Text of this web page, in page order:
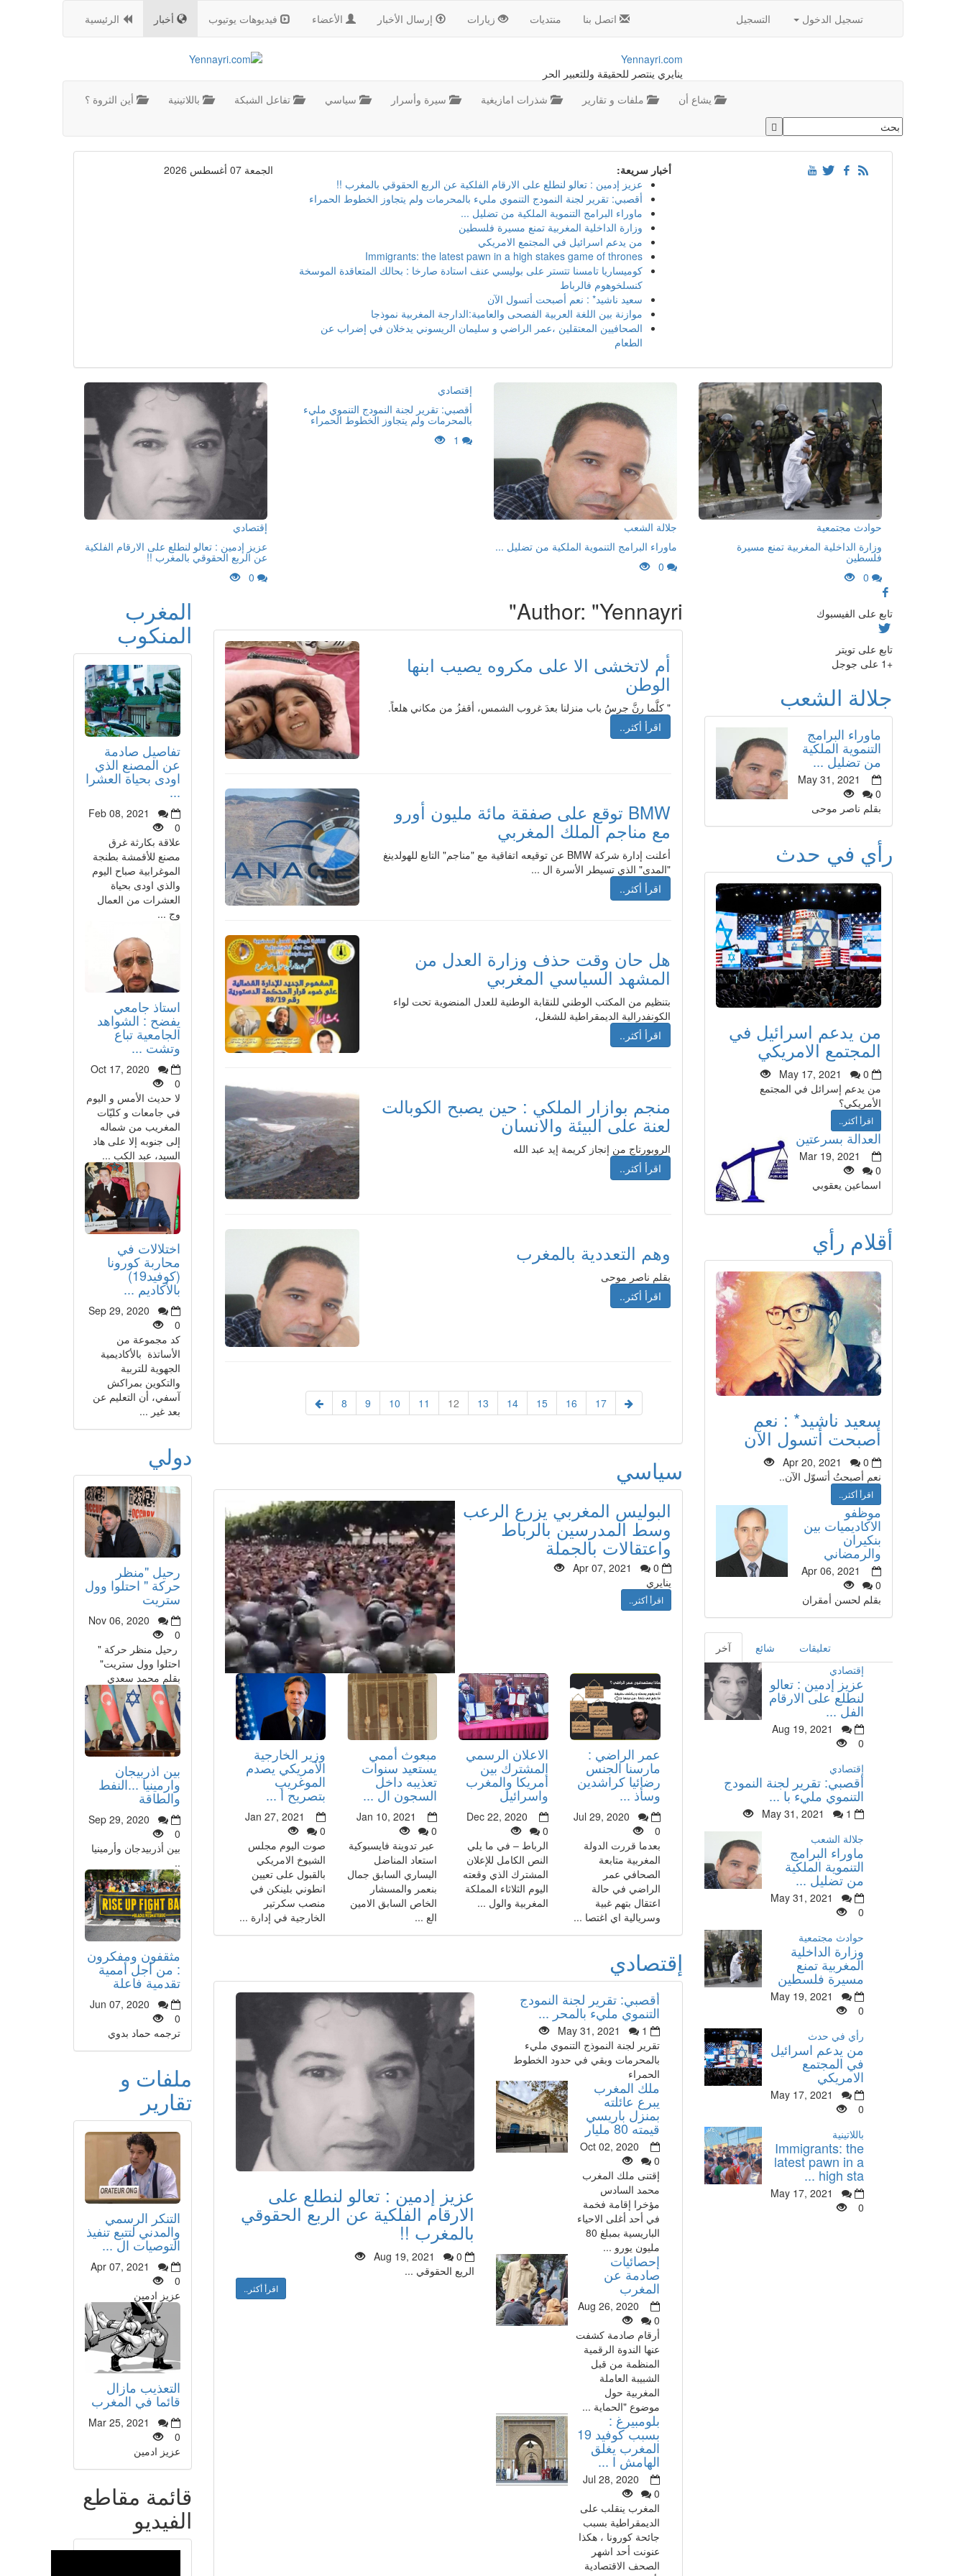
الرئيسية أخبار فيديوهات يوتيوب الأعضاء إرسال الأخبار زيارات منتديات اتصل بنا التسجيل تسجيل الدخول
Yennayri.com
ينايري ينتصر للحقيقة وللتعبير الحر
أين الثروة ؟
باللاتينية تفاعل الشبكة سياسي سيرة وأسرار شذرات امازيغية ملفات و تقارير يشاع أن
الجمعة 07 أغسطس 2026
أخبار سريعة:
عزيز إدمين : تعالو لنطلع على الارقام الفلكية عن الربع الحقوقي بالمغرب !!
أقصبي: تقرير لجنة النمودج التنموي مليء بالمحرمات ولم يتجاوز الخطوط الحمراء
ماوراء البرامج التنموية الملكية من تضليل ...
وزارة الداخلية المغربية تمنع مسيرة فلسطين
من يدعم اسرائيل في المجتمع الامريكي
Immigrants: the latest pawn in a high stakes game of thrones
كوميساريا تامسنا تتستر على بوليسي عنف استادة صارخا : بحالك المتعاقدة الموسخة
كنسلخوهوم فالرباط
سعيد ناشيد* : نعم أصبحت أتسول الآن
موازنة بين اللغة العربية الفصحى والعامية:الدارجة المغربية نموذجا
الصحافيين المعتقلين ،عمر الراضي و سليمان الريسوني يدخلان في إضراب عن
الطعام
إقتصادي
عزيز إدمين : تعالو لنطلع على الارقام الفلكية
عن الربع الحقوقي بالمغرب !!
إقتصادي
أقصبي: تقرير لجنة النمودج التنموي مليء
بالمحرمات ولم يتجاوز الخطوط الحمراء
جلالة الشعب
ماوراء البرامج التنموية الملكية من تضليل ...
حوادث مجتمعية
وزارة الداخلية المغربية تمنع مسيرة
فلسطين
المغرب
المنكوب
تفاصيل صادمة
عن المصنع الذي
اودى بحياة العشرا
...
Feb 08, 2021
0
علاقة بكارثة غرق
مصنع للأقمشة بطنجة
الموغرابية صباح اليوم
والذي اودى بحياة
العشرات من العمال
وج ...
استاذ جامعي
يفضح : الشواهد
الجامعية تباع
وتشت ...
Oct 17, 2020
0
لا حديث الأمس و اليوم
في جامعات و كليّات
المغريب من شماله
إلى جنوبه إلا على هاد
السيد، عبد الكب ...
اختلالات في
محاربة كورونا
(كوفيد19)
بالأكاديم ...
Sep 29, 2020
0
كد مجموعة من
الأساتذة بالأكاديمية
الجهوية للتربية
والتكوين بمراكش
آسفي، أن التعليم عن
بعد غير ...
دولي
رحيل "منظر
حركة " احتلوا وول
ستريت
Nov 06, 2020
0
رحيل منظر حركة "
احتلوا وول ستريت"
بقلم محمد سعدي
بين اذربيجان
وارمينيا ...النفط
والطاقة
Sep 29, 2020
0
بين أذربيدجان وأرمينيا
..
مثقفون ومفكرون
: من أجل أممية
تقدمية فاعلة
Jun 07, 2020
0
ترجمه حماد بدوي
ملفات و
تقارير
التنكر الرسمي
والمدني لتتبع تنفيذ
التوصيات ال ...
Apr 07, 2021
0
عزيز ادمين
التعذيب مازال
قائما في المغرب
Mar 25, 2021
0
عزيز ادمين
قائمة مقاطع
الفيديو
Author: "Yennayri"
أم لاتخشى الا على مكروه يصيب ابنها
الوطن
" كلَّما رنَّ جرسُ باب منزلنا بعدَ غروب الشمس، أقفزُ من مكاني هلعاً.
اقرأ أكثر..
BMW توقع على صفقة مائة مليون أورو
مع مناجم الملك المغربي
أعلنت إدارة شركة BMW عن توقيعه اتفاقية مع "مناجم" التابع للهولدينغ
"المدى" الذي تسيطر الأسرة ال ...
اقرأ أكثر..
هل حان وقت حذف وزارة العدل من
المشهد السياسي المغربي
بتنظيم من المكتب الوطني للنقابة الوطنية للعدل المنضوية تحت لواء
الكونفدرالية الديمقراطية للشغل،
اقرأ أكثر..
منجم بوازار الملكي : حين يصبح الكوبالت
لعنة على البيئة والانسان
الروبورتاج من إنجاز كريمة إيد عبد الله
اقرأ أكثر..
وهم التعددية بالمغرب
بقلم ناصر موحى
اقرأ أكثر..
8 9 10 11 12 13 14 15 16 17
سياسي
البوليس المغربي يزرع الرعب
وسط المدرسين بالرباط
واعتقالات بالجملة
Apr 07, 2021
0
ينايري
اقرأ أكثر..
وزير الخارجية
الأمريكي يصدم
الموغريب
بتصريح أ ...
Jan 27, 2021
0
صوت اليوم مجلس
الشيوخ الامريكي
بالقبول على تعيين
انطوني بلينكن في
منصب سكرتير
الخارجية في إدارة ...
مبعوث أممي
يستعيد سنوات
تعذيبه داخل
السجون ال ...
Jan 10, 2021
0
عبر تدوينة فايسبوكية
استعاد المناضل
اليساري السابق جمال
بنعمر والمسشار
الخاص السابق الامين
الع ...
الاعلان الرسمي
المشترك بين
أمريكا والمغرب
واسرائيل
Dec 22, 2020
0
الرباط – في ما يلي
النص الكامل للإعلان
المشترك الذي وقعته
اليوم الثلاثاء المملكة
المغربية والول ...
عمر الراضي :
مارسنا الجنس
رضائيا كراشدين
وسأذ ...
Jul 29, 2020
0
بعدما قررت الدولة
المغربية متابعة
الصحافي عمر
الراضي في حالة
اعتقال بتهم غبية
وسريالية اي اغتصا ...
إقتصادي
عزيز إدمين : تعالو لنطلع على
الارقام الفلكية عن الربع الحقوقي
بالمغرب !!
Aug 19, 2021
0
الريع الحقوقي ...
اقرأ أكثر..
أقصبي: تقرير لجنة النمودج
التنموي مليء بالمحر ...
May 31, 2021
1
تقرير لجنة النموذج التنموي مليء
بالمحرمات وبقي في حدود الخطوط
الحمراء
ملك المغرب
يبرع عائلته
بمنزل باريسي
قيمته 80 مليار
Oct 02, 2020
0
إقتنى ملك المغرب
محمد السادس
مؤخرا إقامة فخمة
في أحد أغلى الاحياء
الباريسية بمبلغ 80
مليون يورو ...
إحصائيات
صادمة عن
المغرب
Aug 26, 2020
0
أرقام صادمة كشفت
عنها الندوة الرقمية
المنظمة من قبل
الشبيبة العاملة
المغربية حول
موضوع "الحماية ...
بلومبيرغ :
بسبب كوفيد 19
المغرب يغلق
الهامش ا ...
Jul 28, 2020
0
المغرب ينقلب على
الديمقراطية بسبب
جائحة كورونا ، هكذا
عنونت أحد اشهر
الصحف الاقتصادية
تابع على الفيسبوك
تابع على تويتر
+1 على جوجل
جلالة الشعب
ماوراء البرامج
التنموية الملكية
من تضليل ...
May 31, 2021
0
بقلم ناصر موحى
رأي في حدث
من يدعم اسرائيل في
المجتمع الامريكي
May 17, 2021
0
من يدعم إسرائل في المجتمع
الأمريكي؟
اقرأ أكثر..
العدالة بسرعتين
Mar 19, 2021
0
اسماعين يعقوبي
أقلام رأي
سعيد ناشيد* : نعم
أصبحت أتسول الآن
Apr 20, 2021
0
نعم أصبحتُ أتسوّل الآن..
اقرأ أكثر..
موظفو
الاكاديميات بين
بنكيران
والرمضاني
Apr 06, 2021
0
بقلم لحسن أمقران
آخر شائع
تعليقات
إقتصادي
عزيز إدمين : تعالو
لنطلع على الارقام
الفل ...
Aug 19, 2021
0
إقتصادي
أقصبي: تقرير لجنة النمودج
التنموي مليء با ...
May 31, 2021
1
جلالة الشعب
ماوراء البرامج
التنموية الملكية
من تضليل ...
May 31, 2021
0
حوادث مجتمعية
وزارة الداخلية
المغربية تمنع
مسيرة فلسطين
May 19, 2021
0
رأي في حدث
من يدعم اسرائيل
في المجتمع
الامريكي
May 17, 2021
0
باللاتينية
Immigrants: the
latest pawn in a
high sta ...
May 17, 2021
0